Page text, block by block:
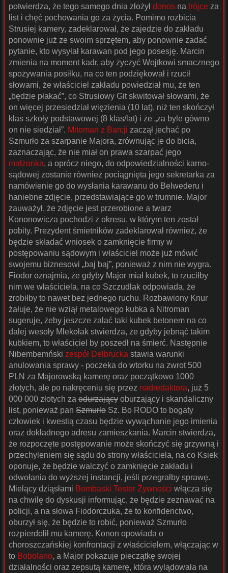
potwierdza, że tego samego dnia złożył donos na trójce za
list i chęć pochowania go za życia. Pomimo rozbicia
Strusiej kamery, zadeklarował, że zajedzie do zakładu
ponownie już ze swoim sprzętem, aby ponownie zadać
pytanie, kto wysyłał karawan pod jego posesję. Marcin
zmienia na moment kadr, aby życzyć Wojtkowi smacznego
spożywania posiłku, na co ten podziękował i rzucił
słowami, że właściciel zakładu powiedział mu, że ten
„będzie płakać”, co Strusiowy Git skwitował słowami, że
on więcej przesiedział więzienia (10 lat), niż ten skończył
klas szkoły podstawowej (8 klas/lat) i że „za byle gówno
on nie siedział”. Mitoman z Barcji zaczął jechać po
Szmurło za szarpanie Majora, zrównując je do bicia,
zaznaczając, że nie miał on prawa szarpać jego
małżonka, a oprócz niego, do odpowiedzialności karno-
sądowej zostanie również pociągnięta jego sekretarka za
namówienie go do wysłania karawanu do Belwederu i
haniebne zdjęcie, przedstawiające go w trumnie. Major
zauważył, że zdjęcie jest przerobione a twarz
Kononowicza pochodzi z okresu, w którym ten został
pobity. Prezydent śmietników zadeklarował również, że
będzie składać wniosek o zamknięcie firmy w
postępowaniu sądowym i właściciel może już mówić
swojemu biznesowi „baj baj”, ponieważ z nim nie wygra.
Fiodor oznajmia, że gdyby Major miał kubek, to rzuciłby
nim we właściciela, na co Szczudlak odpowiada, że
zrobiłby to nawet bez jednego ruchu. Rozbawiony Knur
żałuje, że nie wziął metalowego kubka a Nitroman
sugeruje, żeby jeszcze zalać taki kubek betonem na co
dalej wesoły Mlekołak stwierdza, że gdyby jebnąć takim
kubkiem, to właściciel by poszedł na śmierć. Następnie
Nibembemński zespół Delbrucka stawia warunki
anulowania sprawy - poczeka do wtorku na zwrot 500
PLN za Majorowską kamerę oraz początkowo 1000
złotych, ale po nakręceniu się przez nadredaktora, już 5
000 000 złotych za odurzający oburzający i skandaliczny
list, ponieważ pan Szmurło Sz. Bo RODO to bogaty
człowiek i kwestią czasu będzie wywąchanie jego imienia
oraz dokładnego adresu zamieszkania. Marcin stwierdza,
że rozpoczęte postępowanie może skończyć się grzywną i
przechyleniem się sądu do strony właściciela, na co Ksiek
oponuje, że będzie walczyć o zamknięcie zakładu i
odwołania do wyższej instancji, jeśli przegrałby sprawę.
Mielący dziąsłami Bombaski Tester Żywności włącza się
na chwilę do dyskusji informując, że będzie zeznawać na
policji, a na słowa Fiodorczuka, że to konfidenctwo,
oburzył się, że będzie to robić, ponieważ Szmurło
rozpierdolił mu kamerę. Konon opowiada o
choroszczańskiej konfrontacji z właścicielem, włączając w
to Bobolano, a Major pokazuje pieczątkę swojej
działalności oraz zepsutą kamerę, która wylądowała na